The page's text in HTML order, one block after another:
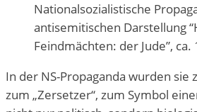
Nationalsozialistische
antisemitischen Darstellung
Feindmächten: der Jude”, ca.
In der NS-Propaganda wurden sie
zum „Zersetzer“, zum Symbol